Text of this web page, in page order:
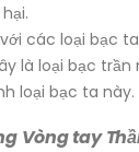
các loại bạc
là loại bạc trần
loại bạc ta này.
Vòng tay